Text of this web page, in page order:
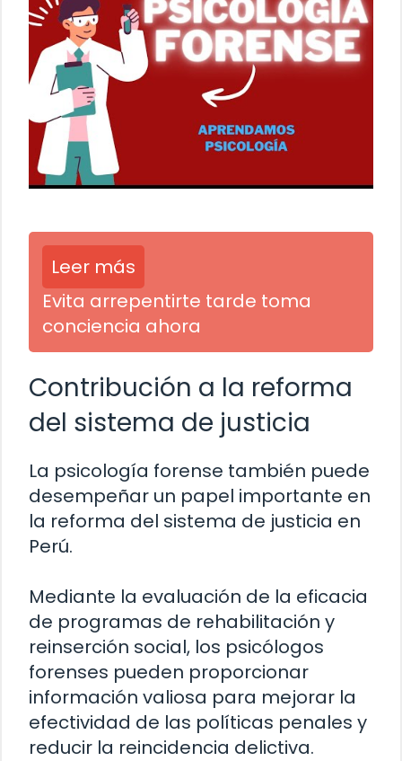
Leer más
Evita arrepentirte tarde toma
conciencia ahora
Contribución a la reforma
del sistema de justicia
La psicología forense también puede
desempeñar un papel importante en
la reforma del sistema de justicia en
Perú.
Mediante la evaluación de la eficacia
de programas de rehabilitación y
reinserción social, los psicólogos
forenses pueden proporcionar
información valiosa para mejorar la
efectividad de las políticas penales y
reducir la reincidencia delictiva.